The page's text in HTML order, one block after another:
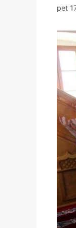
pet